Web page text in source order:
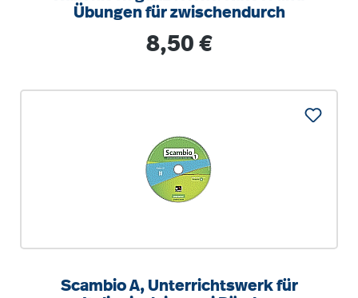
Übungen für zwischendurch
Regulärer Preis:
8,50 €
Scambio A, Unterrichtswerk für